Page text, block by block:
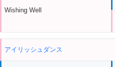
Wishing Well
アイリッシュダンス